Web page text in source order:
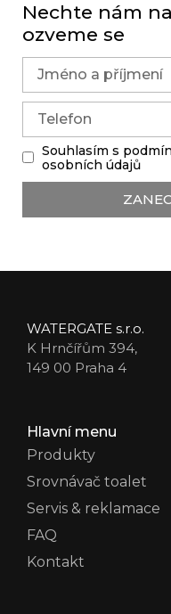
Nechte nám
ozveme se
Souhlasím s
osobních údajů
WATERGATE s.r.o.
K Hrnčířům 394,
149 00 Praha 4
Hlavní menu
Produkty
Srovnávač toalet
Servis & reklamace
FAQ
Kontakt